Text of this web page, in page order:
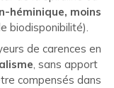
héminique, moins
biodisponibilité).
de carences en
, sans apport
compensés dans